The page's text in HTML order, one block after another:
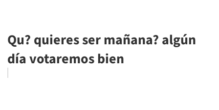
Qu? quieres ser mañana? algún
día votaremos bien